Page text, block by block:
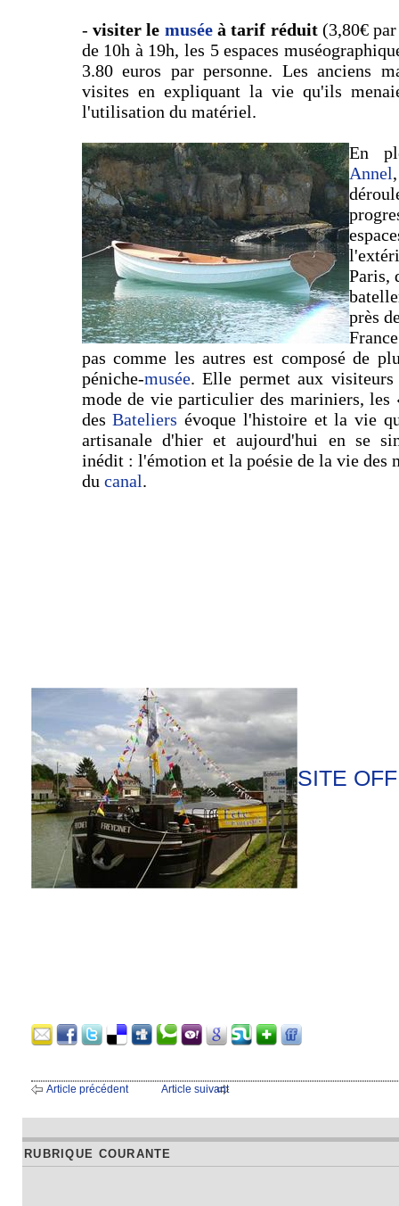
-visiter le muséeà tarif réduit(3,80€ par
de 10h à 19h, les 5 espaces
3.80 euros par personne. Les anciens
visites en expliquant la vie qu'ils
l'utilisation du matériel.
En
Annel
Paris,
près
pas comme les autres est composé de
péniche-musée. Elle permet aux visiteurs
mode de vie particulier des mariniers, les
desBateliers évoque l'histoire et la vie
artisanale d'hier et aujourd'hui en se
inédit : l'émotion et la poésie de la vie des
du canal.
SITE
Article précédent Article suivant
RUBRIQUE COURANTE